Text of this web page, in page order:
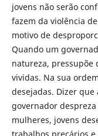
jovens não serão
fazem da violência
motivo de
Quando um
natureza, pressupõe
vividas. Na sua
desejadas. Dizer
governador
mulheres, jovens